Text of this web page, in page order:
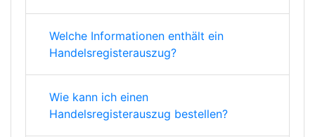
Welche Informationen enthält ein
Handelsregisterauszug?
Wie kann ich einen
Handelsregisterauszug bestellen?